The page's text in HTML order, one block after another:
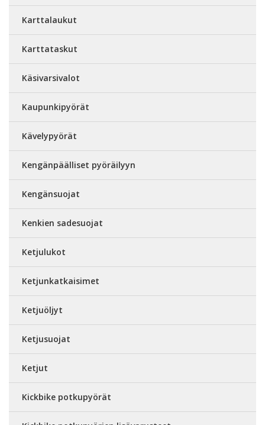
Karttalaukut
Karttataskut
Käsivarsivalot
Kaupunkipyörät
Kävelypyörät
Kengänpäälliset pyöräilyyn
Kengänsuojat
Kenkien sadesuojat
Ketjulukot
Ketjunkatkaisimet
Ketjuöljyt
Ketjusuojat
Ketjut
Kickbike potkupyörät